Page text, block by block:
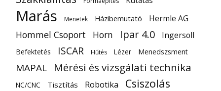
Marás Menetek Házibemutató Hermle AG
Hommel Csoport Horn Ipar 4.0 Ingersoll
Befektetés ISCAR Hűtés Lézer Menedszsment
MAPAL Mérési és vizsgálati technika
NC/CNC Tisztítás Robotika Csiszolás